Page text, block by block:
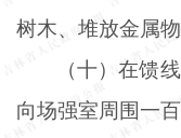
树木、堆放金属物
（十）在馈
向场强室周围一